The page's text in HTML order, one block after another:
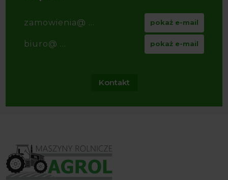
zamowienia@ ... pokaż e-mail
biuro@ ... pokaż e-mail
Kontakt